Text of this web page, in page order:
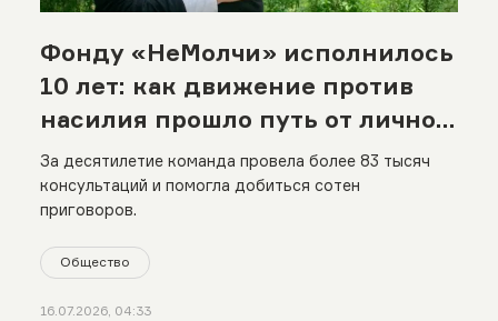
Фонду «НеМолчи» исполнилось
10 лет: как движение против
насилия прошло путь от личной
истории до международной
сети
За десятилетие команда провела более 83 тысяч
консультаций и помогла добиться сотен
приговоров.
Общество
16.07.2026, 04:33